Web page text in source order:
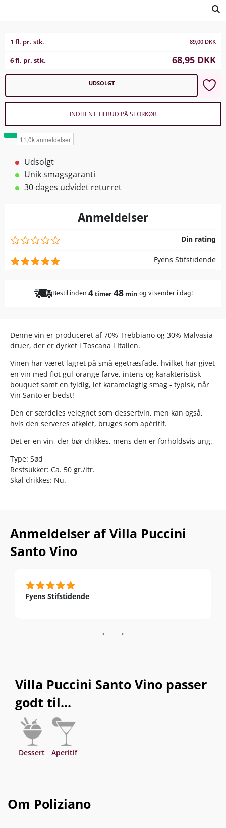
1 fl. pr. stk. 89,00 DKK
6 fl. pr. stk. 68,95 DKK
UDSOLGT
INDHENT TILBUD PÅ STORKØB
Udsolgt
Unik smagsgaranti
30 dages udvidet returret
Anmeldelser
Din rating
Fyens Stifstidende
Bestil inden 4timer48 min og vi sender i dag!
Denne vin er produceret af 70% Trebbiano og 30% Malvasia
druer, der er dyrket i Toscana i Italien.
Vinen har været lagret på små egetræsfade, hvilket har givet
en vin med flot gul-orange farve, intens og karakteristisk
bouquet samt en fyldig, let karamelagtig smag - typisk, når
Vin Santo er bedst!
Den er særdeles velegnet som dessertvin, men kan også,
hvis den serveres afkølet, bruges som apéritif.
Det er en vin, der bør drikkes, mens den er forholdsvis ung.
Type: Sød
Restsukker: Ca. 50 gr./ltr.
Skal drikkes: Nu.
Anmeldelser af Villa Puccini
Santo Vino
Fyens Stifstidende
← →
Villa Puccini Santo Vino passer
godt til...
Dessert Aperitif
Om Poliziano